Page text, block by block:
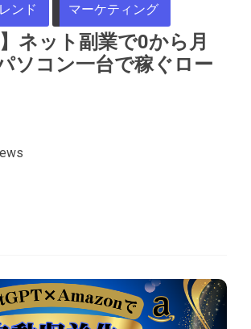
ンド マーケティング
】ネット副業で0から月
ソコン一台で稼ぐロー